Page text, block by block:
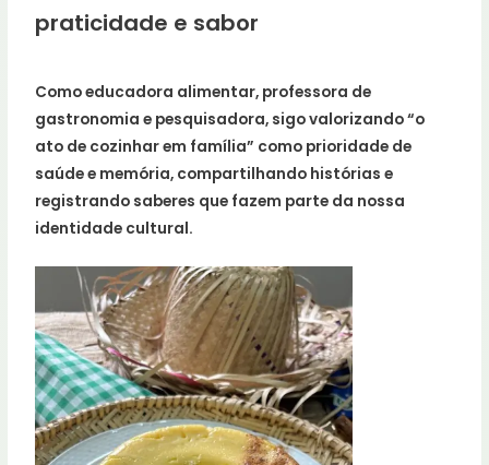
praticidade e sabor
Como educadora alimentar, professora de
gastronomia e pesquisadora, sigo valorizando “o
ato de cozinhar em família” como prioridade de
saúde e memória, compartilhando histórias e
registrando saberes que fazem parte da nossa
identidade cultural.